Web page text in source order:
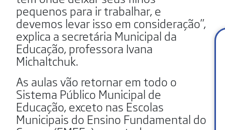
pequenos para ir trabalhar, e
devemos levar isso em consideração”,
explica a secretária Municipal da
Educação, professora Ivana
Michaltchuk.
As aulas vão retornar em todo o
Sistema Público Municipal de
Educação, exceto nas Escolas
Municipais do Ensino Fundamental do